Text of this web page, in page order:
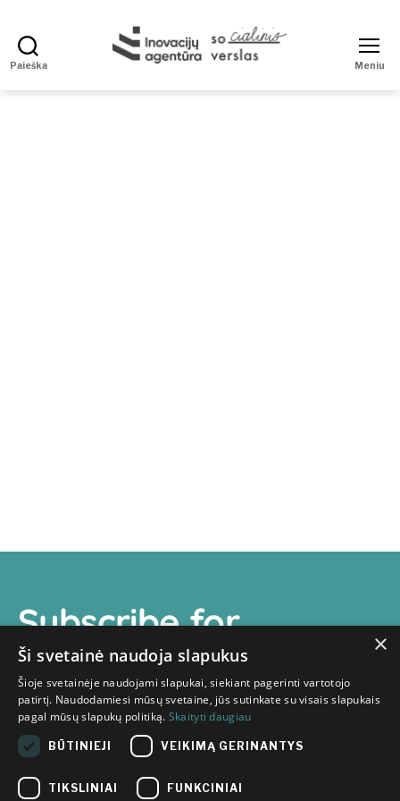
Paieška
Enterprise
Meniu
Subscribe for
newsletter
I have read the information
provided in theInnovation
×
Ši svetainė naudoja slapukus
Šioje svetainėje naudojami slapukai, siekiant pagerinti vartotojo
patirtį. Naudodamiesi mūsų svetaine, jūs sutinkate su visais slapukais
pagal mūsų slapukų politiką. Skaityti daugiau
BŪTINIEJI VEIKIMĄ GERINANTYS
TIKSLINIAI FUNKCINIAI